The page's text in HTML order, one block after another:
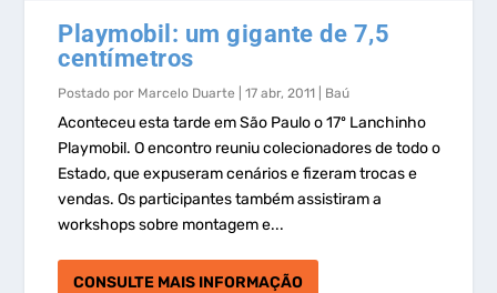
Playmobil: um gigante de 7,5
centímetros
Postado por Marcelo Duarte |17 abr, 2011 Baú
Aconteceu esta tarde em São Paulo o 17º Lanchinho
Playmobil. O encontro reuniu colecionadores de todo o
Estado, que expuseram cenários e fizeram trocas e
vendas. Os participantes também assistiram a
workshops sobre montagem e...
CONSULTE MAIS INFORMAÇÃO